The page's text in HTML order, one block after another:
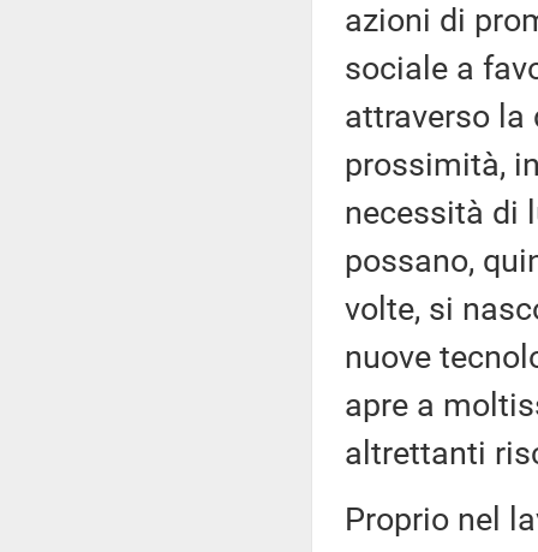
azioni di
sociale a
attraverso la
prossimità,
necessità di
possano,
volte, si
nuove
apre a
altrettanti
Proprio nel